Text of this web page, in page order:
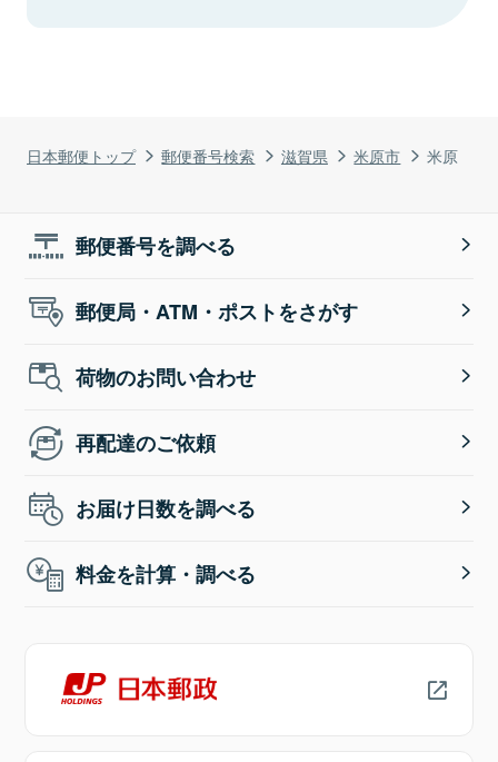
日本郵便トップ 郵便番号検索 滋賀県 米原市 米原
郵便番号を調べる
郵便局・ATM・ポストをさがす
荷物のお問い合わせ
再配達のご依頼
お届け日数を調べる
料金を計算・調べる